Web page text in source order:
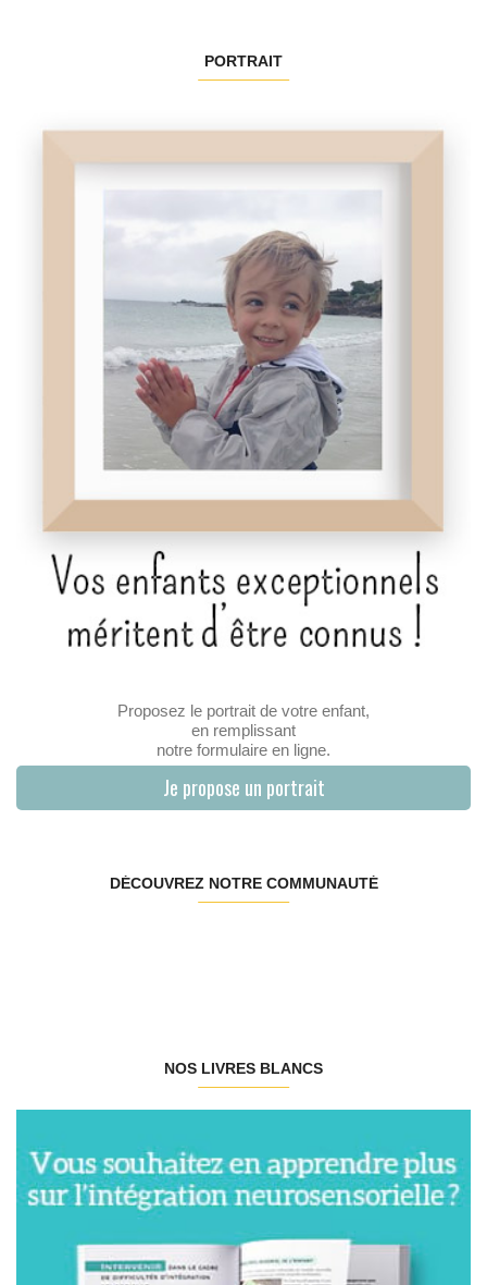
PORTRAIT
Proposez le portrait de votre enfant,
en remplissant
notre formulaire en ligne.
Je propose un portrait
DÉCOUVREZ NOTRE COMMUNAUTÉ
NOS LIVRES BLANCS